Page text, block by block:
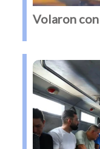
Volaron